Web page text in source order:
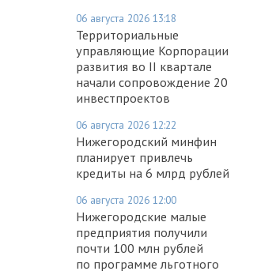
06 августа 2026 13:18
Территориальные
управляющие Корпорации
развития во II квартале
начали сопровождение 20
инвестпроектов
06 августа 2026 12:22
Нижегородский минфин
планирует привлечь
кредиты на 6 млрд рублей
06 августа 2026 12:00
Нижегородские малые
предприятия получили
почти 100 млн рублей
по программе льготного